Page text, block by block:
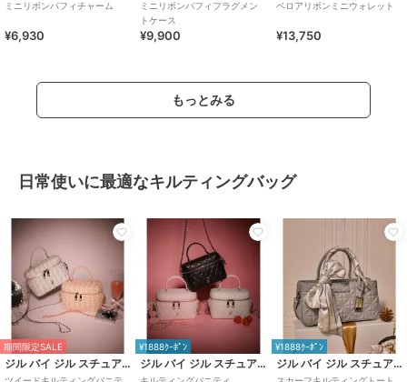
ミニリボンパフィチャーム
¥6,930
ミニリボンパフィフラグメン
トケース
¥9,900
ベロアリボンミニウォレット
¥13,750
もっとみる
日常使いに最適なキルティングバッグ
期間限定SALE
ジル バイ ジル スチュアート
¥1888ｸｰﾎﾟﾝ
ジル バイ ジル スチュアート
¥1888ｸｰﾎﾟﾝ
ジル バイ ジル スチュアート